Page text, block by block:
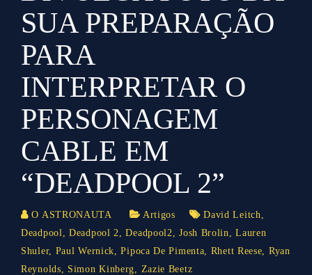
SUA PREPARAÇÃO
PARA
INTERPRETAR O
PERSONAGEM
CABLE EM
“DEADPOOL 2”
O ASTRONAUTA Artigos David Leitch
Deadpool
,Deadpool 2 ,Deadpool2 ,Josh Brolin ,Lauren
Shuler, Paul Wernick ,Pipoca De Pimenta Rhett Reese
Ryan
Reynolds
Simon Kinberg Zazie Beetz